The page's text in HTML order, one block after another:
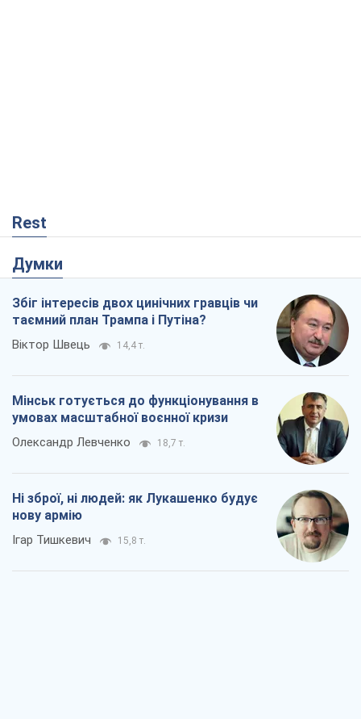
Rest
Думки
Збіг інтересів двох цинічних гравців чи
таємний план Трампа і Путіна?
Віктор Швець 14,4 т.
Мінськ готується до функціонування в
умовах масштабної воєнної кризи
Олександр Левченко 18,7 т.
Ні зброї, ні людей: як Лукашенко будує
нову армію
Ігар Тишкевич 15,8 т.